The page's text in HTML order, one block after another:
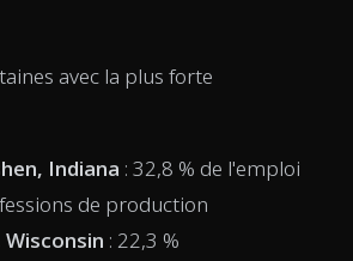
avec la plus forte
Indiana : 32,8 % de l'emploi
de production
: 22,3 %